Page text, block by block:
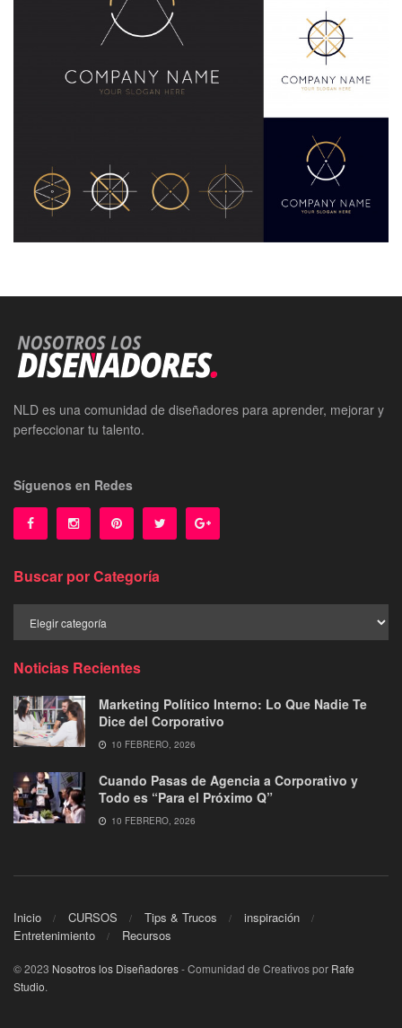
NLD es una comunidad de diseñadores para aprender, mejorar y
perfeccionar tu talento.
Síguenos en Redes
Buscar por Categoría
por
Noticias Recientes
Marketing Político Interno: Lo Que Nadie Te
Dice del Corporativo
10 FEBRERO, 2026
Cuando Pasas de Agencia a Corporativo y
Todo es “Para el Próximo Q”
10 FEBRERO, 2026
Inicio CURSOS Tips & Trucos
inspiración
Entretenimiento
Recursos
© 2023 Nosotros los Diseñadores- Comunidad de Creativos por Rafe
Studio.